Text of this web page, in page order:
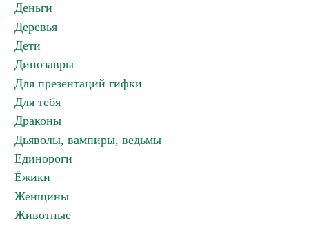
Деньги
Деревья
Дети
Динозавры
Для презентаций гифки
Для тебя
Драконы
Дьяволы, вампиры, ведьмы
Единороги
Ёжики
Женщины
Животные